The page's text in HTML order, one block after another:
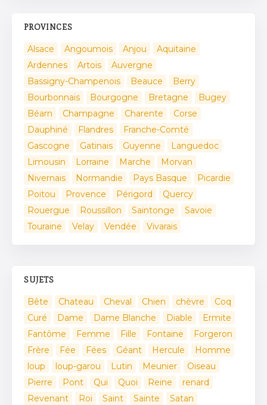
PROVINCES
Alsace Angoumois Anjou
Aquitaine
Ardennes
Artois
Auvergne
Bassigny-Champenois
Beauce
Berry
Bourbonnais
Bourgogne Bretagne
Bugey
Béarn
Champagne Charente
Corse
Dauphiné
Flandres
Franche-Comté
Gascogne
Gatinais Guyenne
Languedoc
Limousin
Lorraine Marche
Morvan
Nivernais
Normandie Pays Basque
Picardie
Poitou
Provence Périgord
Quercy
Rouergue
Roussillon Saintonge
Savoie
Touraine
Velay Vendée Vivarais
SUJETS
Bête Chateau Cheval Chien chèvre
Coq
Curé
Dame Dame Blanche Diable
Ermite
Fantôme
Femme Fille Fontaine
Forgeron
Frère
Fée Fées Géant Hercule
Homme
loup
loup-garou Lutin Meunier
Oiseau
Pierre
Pont Qui Quoi Reine
renard
Revenant
Roi Saint Sainte
Satan